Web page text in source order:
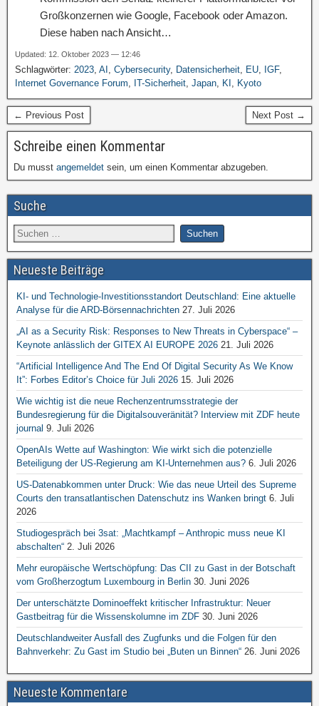
Großkonzernen wie Google, Facebook oder Amazon.
Diese haben nach Ansicht…
Updated: 12. Oktober 2023 — 12:46
Schlagwörter: 2023, AI , Cybersecurity, Datensicherheit, EU, IGF,
Internet Governance Forum, IT-Sicherheit, Japan, KI , Kyoto
← Previous Post Next Post →
Schreibe einen Kommentar
Du musst angemeldet sein, um einen Kommentar abzugeben.
Suche
Neueste Beiträge
KI- und Technologie-Investitionsstandort Deutschland: Eine aktuelle
Analyse für die ARD-Börsennachrichten 27. Juli 2026
„AI as a Security Risk: Responses to New Threats in Cyberspace“ –
Keynote anlässlich der GITEX AI EUROPE 2026 21. Juli 2026
“Artificial Intelligence And The End Of Digital Security As We Know
It”: Forbes Editor’s Choice für Juli 2026 15. Juli 2026
Wie wichtig ist die neue Rechenzentrumsstrategie der
Bundesregierung für die Digitalsouveränität? Interview mit ZDF heute
journal 9. Juli 2026
OpenAIs Wette auf Washington: Wie wirkt sich die potenzielle
Beteiligung der US-Regierung am KI-Unternehmen aus? 6. Juli 2026
US-Datenabkommen unter Druck: Wie das neue Urteil des Supreme
Courts den transatlantischen Datenschutz ins Wanken bringt 6. Juli
2026
Studiogespräch bei 3sat: „Machtkampf – Anthropic muss neue KI
abschalten“ 2. Juli 2026
Mehr europäische Wertschöpfung: Das CII zu Gast in der Botschaft
vom Großherzogtum Luxembourg in Berlin 30. Juni 2026
Der unterschätzte Dominoeffekt kritischer Infrastruktur: Neuer
Gastbeitrag für die Wissenskolumne im ZDF 30. Juni 2026
Deutschlandweiter Ausfall des Zugfunks und die Folgen für den
Bahnverkehr: Zu Gast im Studio bei „Buten un Binnen“ 26. Juni 2026
Neueste Kommentare